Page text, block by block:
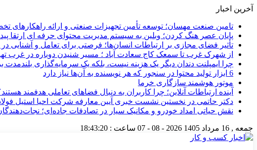
آخرین اخبار
تامین صنعت مهسان؛ توسعه تأمین تجهیزات صنعتی و ارائه راهکارهای
پایان عصر هنگ کردن؛ وبلین به سیستم مدیریت محتوای حرفه ای ارتقا
تأثیر فضای مجازی بر ارتباطات انسان‌ها؛ فرصتی برای تعامل و آشنایی در
از شهرک غرب تا سمعک کاج سعادت آباد ؛ مسیر شنیدن دوباره در غرب
چرا ایمپلنت دندان دیگر یک هزینه نیست، بلکه یک سرمایه‌گذاری
6 ابزار تولید محتوا در سنجور که هر نویسنده به آن‌ها نیاز دارد
موتور هوشمند سازگاری خرما
آینده ارتباطات آنلاین؛ چرا کاربران به دنبال فضاهای تعاملی هدفمند
دکتر حاتمی در نخستین نشست خبری آیین معارفه شرکت احیا استیل
نقش حیاتی امداد خودرو و مکانیک سیار در تصادفات جاده‌ای؛
جمعه , 16 مرداد 1405 2026 - 08 - 07 ساعت : 18:43:21